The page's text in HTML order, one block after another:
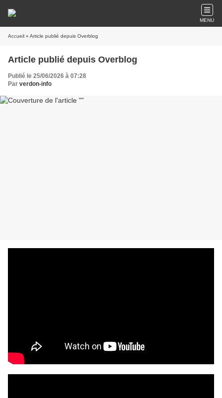
MENU
Accueil » Article publié depuis Overblog
Article publié depuis Overblog
Publié le 25/06/2026 à 07:28
Par verdon-info